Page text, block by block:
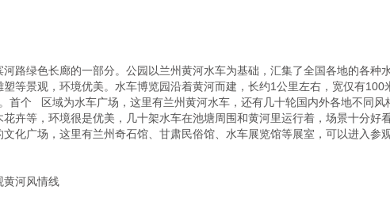
路绿色长廊的一部分。公园以兰州黄河水车为基础，汇集了全国各地的各种
等景观，环境优美。水车博览园沿着黄河而建，长约1公里左右，宽仅有100
首个   区域为水车广场，这里有兰州黄河水车，还有几十轮国内外各地不同
卉等，环境很是优美，几十架水车在池塘周围和黄河里运行着，场景十分好
化广场，这里有兰州奇石馆、甘肃民俗馆、水车展览馆等展室，可以进入参
黄河风情线